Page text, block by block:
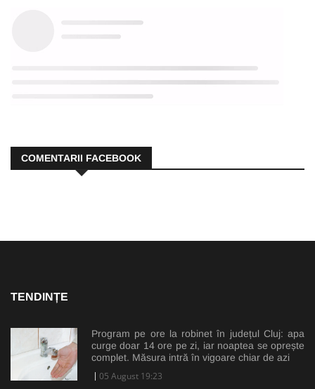
COMENTARII FACEBOOK
TENDINȚE
Program pe ore la robinet în județul Cluj: apa
curge doar 14 ore pe zi, iar noaptea se oprește
complet. Măsura intră în vigoare chiar de azi
05 August 19:23